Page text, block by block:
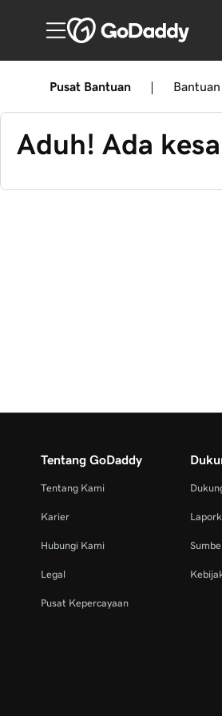
Pusat Bantuan Bantuan
Aduh! Ada
Tentang GoDaddy
Tentang Kami
Karier
Hubungi Kami
Legal
Pusat Kepercayaan